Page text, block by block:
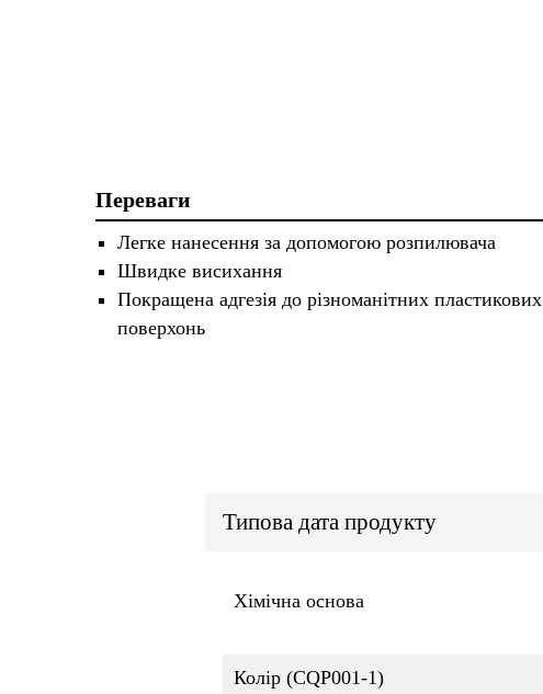
Переваги
Легке нанесення за допомогою розпилювача
Швидке висихання
Покращена адгезія до різноманітних пластикових
поверхонь
Типова дата продукту
Хімічна основа
Колір (CQP001-1)